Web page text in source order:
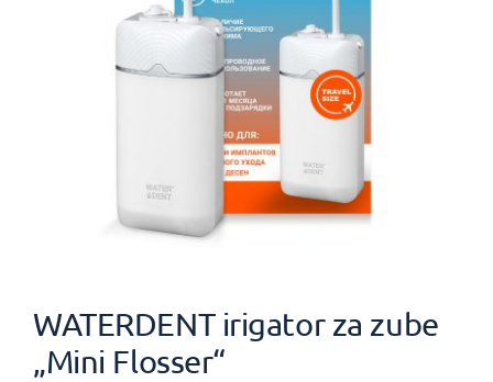
WATERDENT irigator za zube
„Mini Flosser“